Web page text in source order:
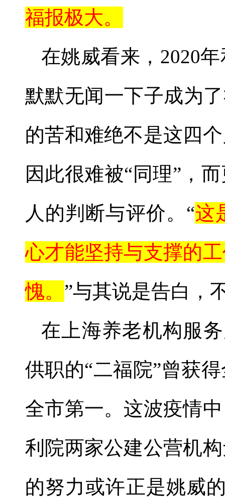
福报极大。
在姚威看来， 2020年
默默无闻一下子成为
的苦和难绝不是这四
因此很难被“同理” ，
人的判断与评价。 “这
心才能坚持与支撑的
愧。 ”与其说是告白，
在上海养老机构服
供职的“二福院”曾获
全市第一。这波疫情
利院两家公建公营机
的努力或许正是姚威